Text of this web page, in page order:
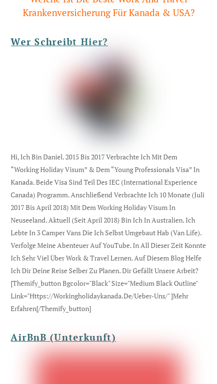
Krankenversicherung Für Kanada & USA?
Wer Schreibt Hier?
Hi, Ich Bin Daniel. 2015 Bis 2017 Verbrachte Ich Mit Dem
“Working Holiday Visum” & Dem “Young Professionals Visa” In
Kanada. Beide Visa Sind Teil Des IEC (international Experience
Canada) Programm. Anschließend Verbrachte Ich 10 Monate (Juli
2017 Bis April 2018) Mit Dem Working Holiday Visum In
Neuseeland. Aktuell (seit April 2018) Bin Ich In Australien. Ich
Lebte In 3 Camper Vans Die Ich Selbst Umgebaut Hab (Van Life).
Verfolge Meine Abenteuer Auf YouTube. In All Dieser Zeit Konnte
Ich Sehr Viel Über Work & Travel Lernen. Auf Diesem Blog Helfe
Ich Dir Deine Reise Selber Zu Planen. Dir Gefällt Unsere Arbeit?
[themify_button Bgcolor="black" Size="medium Black Outline"
Link="https://workingholidaykanada.de/ueber-Uns/" ]Mehr
Erfahren[/themify_button]
AirBnB (Unterkunft)